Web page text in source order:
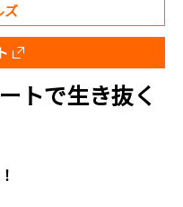
ズ
トで生き抜く